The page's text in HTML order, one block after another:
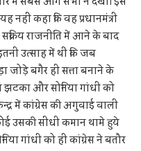
नहीं कहा कि वह प्रधानमंत्री
राजनीति में आने के बाद
उत्साह में थीं कि जब
जोड़े बगैर ही सत्ता बनाने के
झटका और सोनिया गांधी को
में कांग्रेस की अगुवाई वाली
उसकी सीधी कमान थामे हुये
गांधी को ही कांग्रेस ने बतौर